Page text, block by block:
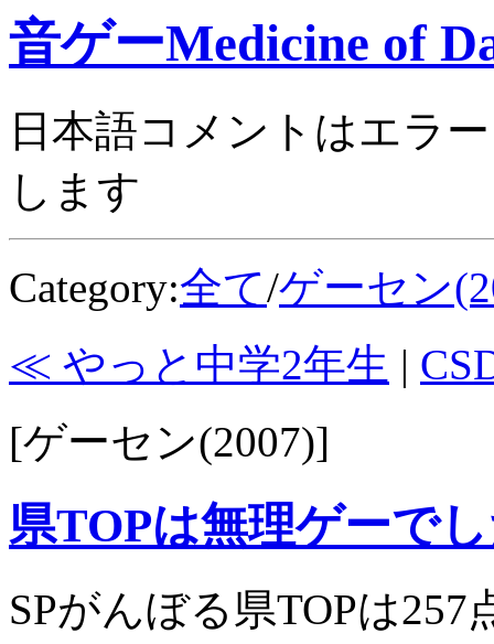
音ゲーMedicine of
日本語コメントはエラ
します
Category:全て/ゲーセン
≪ やっと中学2年生 |
[ゲーセン(2007)]
県TOPは無理ゲーで
SPがんぼる県TOPは